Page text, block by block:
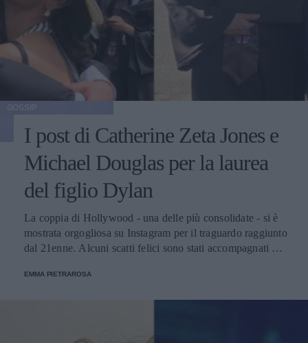
I post di Catherine Zeta Jones e
Michael Douglas per la laurea
del figlio Dylan
La coppia di Hollywood - una delle più consolidate - si è
mostrata orgogliosa su Instagram per il traguardo raggiunto
dal 21enne. Alcuni scatti felici sono stati accompagnati da
EMMA PIETRAROSA